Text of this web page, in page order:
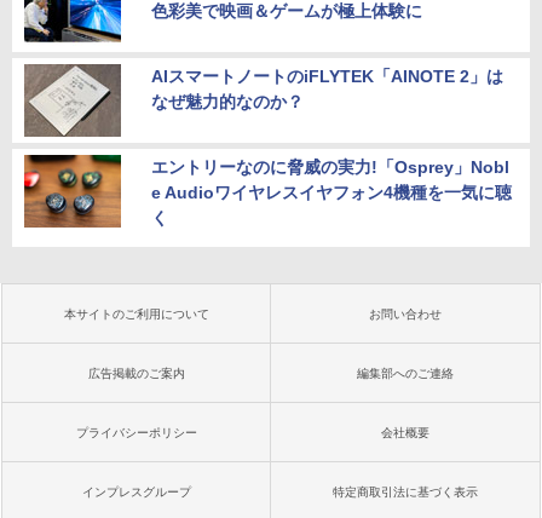
色彩美で映画＆ゲームが極上体験に
AIスマートノートのiFLYTEK「AINOTE 2」は
なぜ魅力的なのか？
エントリーなのに脅威の実力!「Osprey」Nobl
e Audioワイヤレスイヤフォン4機種を一気に聴
く
本サイトのご利用について お問い合わせ
広告掲載のご案内 編集部へのご連絡
プライバシーポリシー 会社概要
インプレスグループ 特定商取引法に基づく表示